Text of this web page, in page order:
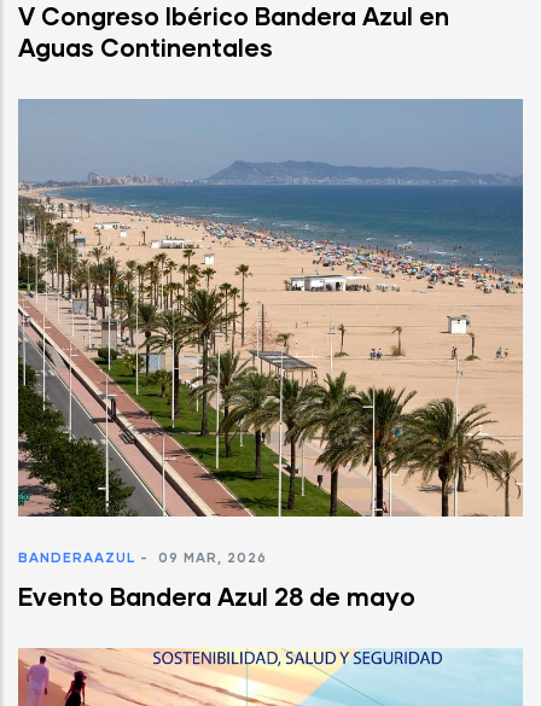
V Congreso Ibérico Bandera Azul en
Aguas Continentales
BANDERAAZUL - 09 MAR, 2026
Evento Bandera Azul 28 de mayo